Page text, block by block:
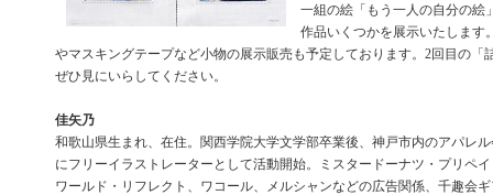
一組の絵「もう一人の自分の絵
作品いくつかを展示いたします
やマスキングテープなど小物の展示販売も予定しております。2回目の「
ぜひ見にいらしてください。
佳矢乃
和歌山県生まれ、在住。関西学院大学文学部卒業後、神戸市内のアパレ
にフリーイラストレーターとして活動開始。ミスタードーナツ・プリペ
ワールド・リフレクト、ワコール、メルシャンなどの広告関係、千趣会